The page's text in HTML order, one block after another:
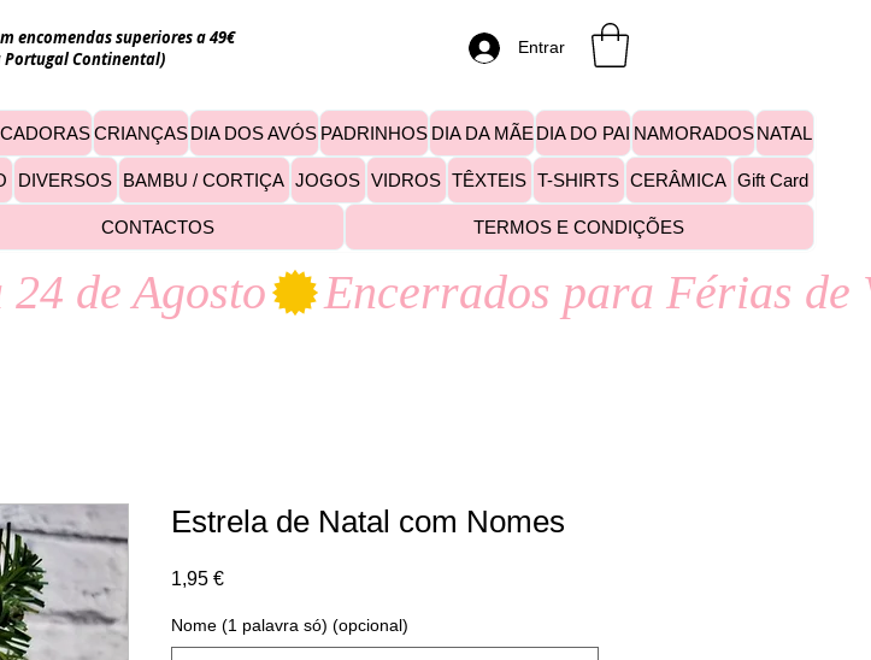
encomendas superiores a 49€
Portugal Continental)
Entrar
Estrela de Natal com Nomes
1,95 €Preço
Nome (1 palavra só) (opcional)
CRIANÇASDIA DOS AVÓS PADRINHOS DIA DA MÃE DIA DO PAI NAMORADOSNATAL
DIVERSOS BAMBU / CORTIÇA JOGOS VIDROS TÊXTEIS T-SHIRTS CERÂMICA Gift Card
CONTACTOS TERMOS E CONDIÇÕES
de Agosto